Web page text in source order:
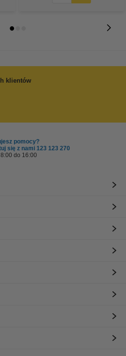
klientów
pomocy?
się z nami 123 123 270
do 16:00